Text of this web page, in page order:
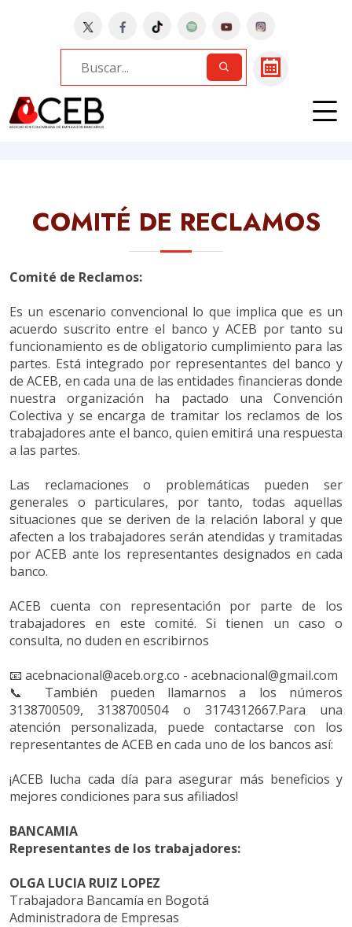
Bancos
BANCAMIA | COMITÉ
RECLAMOS
COMITÉ DE RECLAMOS
Comité de Reclamos:
Es un escenario convencional lo que implica que es un
acuerdo suscrito entre el banco y ACEB por tanto su
funcionamiento es de obligatorio cumplimiento para las
partes. Está integrado por representantes del banco y
de ACEB, en cada una de las entidades financieras donde
nuestra organización ha pactado una Convención
Colectiva y se encarga de tramitar los reclamos de los
trabajadores ante el banco, quien emitirá una respuesta
a las partes.
Las reclamaciones o problemáticas pueden ser
generales o particulares, por tanto, todas aquellas
situaciones que se deriven de la relación laboral y que
afecten a los trabajadores serán atendidas y tramitadas
por ACEB ante los representantes designados en cada
banco.
ACEB cuenta con representación por parte de los
trabajadores en este comité. Si tienen un caso o
consulta, no duden en escribirnos
📧 acebnacional@aceb.org.co - acebnacional@gmail.com
📞
También pueden llamarnos a los números
3138700509, 3138700504 o 3174312667.Para una
atención personalizada, puede contactarse con los
representantes de ACEB en cada uno de los bancos así:
¡ACEB lucha cada día para asegurar más beneficios y
mejores condiciones para sus afiliados!
BANCAMIA
Representantes de los trabajadores:
OLGA LUCIA RUIZ LOPEZ
Trabajadora Bancamía en Bogotá
Administradora de Empresas